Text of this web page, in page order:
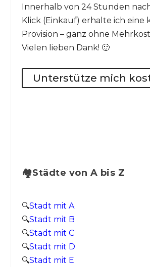
Innerhalb von 24 Stunden
Klick (Einkauf) erhalte ich eine
Provision – ganz ohne
Vielen lieben Dank! 🙂
Unterstütze mich
🏘️Städte von A bis Z
🔍Stadt mit A
🔍Stadt mit B
🔍Stadt mit C
🔍Stadt mit D
🔍Stadt mit E